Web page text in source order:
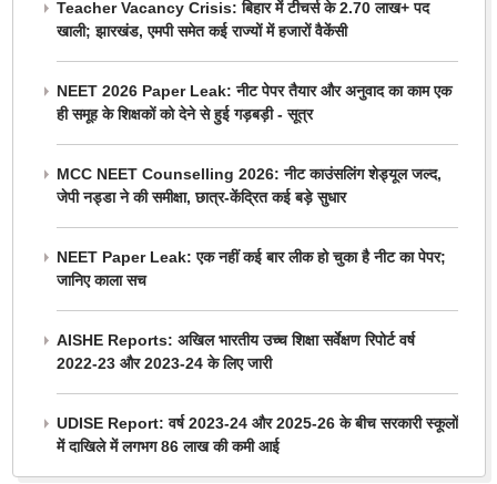
Teacher Vacancy Crisis: बिहार में टीचर्स के 2.70 लाख+ पद
खाली; झारखंड, एमपी समेत कई राज्यों में हजारों वैकेंसी
NEET 2026 Paper Leak: नीट पेपर तैयार और अनुवाद का काम एक
ही समूह के शिक्षकों को देने से हुई गड़बड़ी - सूत्र
MCC NEET Counselling 2026: नीट काउंसलिंग शेड्यूल जल्द,
जेपी नड्डा ने की समीक्षा, छात्र-केंद्रित कई बड़े सुधार
NEET Paper Leak: एक नहीं कई बार लीक हो चुका है नीट का पेपर;
जानिए काला सच
AISHE Reports: अखिल भारतीय उच्च शिक्षा सर्वेक्षण रिपोर्ट वर्ष
2022-23 और 2023-24 के लिए जारी
UDISE Report: वर्ष 2023-24 और 2025-26 के बीच सरकारी स्कूलों
में दाखिले में लगभग 86 लाख की कमी आई